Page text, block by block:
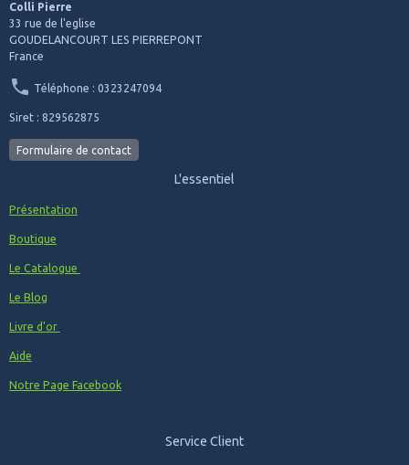
Colli Pierre
33 rue de l'eglise
GOUDELANCOURT LES PIERREPONT
France
Téléphone : 0323247094
Siret : 829562875
Formulaire de contact
L'essentiel
Présentation
Boutique
Le Catalogue
Le Blog
Livre d'or
Aide
Notre Page Facebook
Service Client